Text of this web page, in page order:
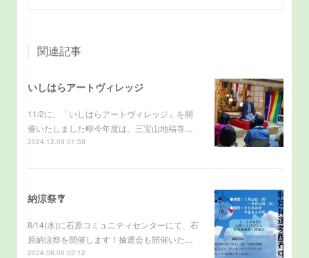
関連記事
いしはらアートヴィレッジ
11/2に、「いしはらアートヴィレッジ」を開
催いたしました🎼今年度は、三宝山地福寺…
2024.12.09 01:38
納涼祭🎐
8/14(水)に石原コミュニティセンターにて、石
原納涼祭を開催します！抽選会も開催いた…
2024.08.06 02:12